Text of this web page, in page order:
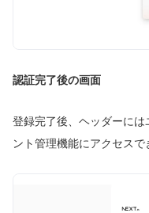
認証完了後の画面
登録完了後、ヘッダーに
ント管理機能にアクセスで